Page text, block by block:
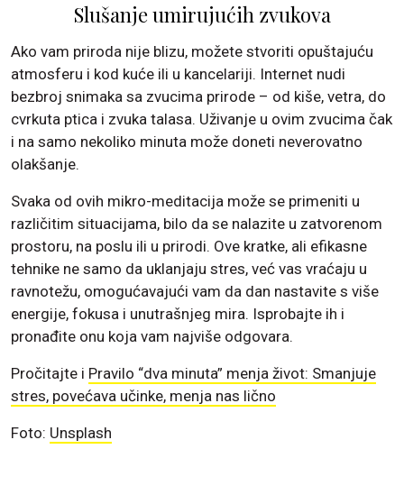
Slušanje umirujućih zvukova
Ako vam priroda nije blizu, možete stvoriti opuštajuću
atmosferu i kod kuće ili u kancelariji. Internet nudi
bezbroj snimaka sa zvucima prirode – od kiše, vetra, do
cvrkuta ptica i zvuka talasa. Uživanje u ovim zvucima čak
i na samo nekoliko minuta može doneti neverovatno
olakšanje.
Svaka od ovih mikro-meditacija može se primeniti u
različitim situacijama, bilo da se nalazite u zatvorenom
prostoru, na poslu ili u prirodi. Ove kratke, ali efikasne
tehnike ne samo da uklanjaju stres, već vas vraćaju u
ravnotežu, omogućavajući vam da dan nastavite s više
energije, fokusa i unutrašnjeg mira. Isprobajte ih i
pronađite onu koja vam najviše odgovara.
Pročitajte i Pravilo “dva minuta” menja život: Smanjuje
stres, povećava učinke, menja nas lično
Foto: Unsplash